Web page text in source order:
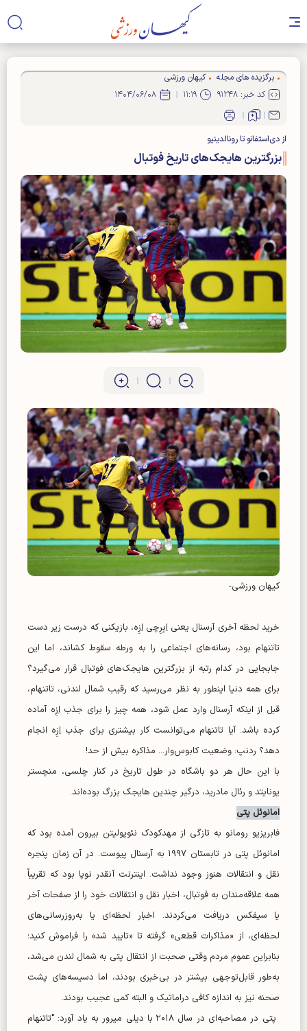
برگزیده های مجله
کیهان ورزشی
کد خبر: ۹۱۲۴۸
۱۱:۱۹ ۱۴۰۴/۰۶/۰۸
از دی‌استفانو تا رونالدینیو
بزرگترین هایجک‌های تاریخ فوتبال
کیهان ورزشی-
خرید لحظه آخری آرسنال یعنی اِبِرِچی اِزِه، بازیکنی که درست زیر دست
تاتنهام بود، رسانه‌های اجتماعی را به ورطه سقوط کشاند، اما این
جابجایی در کدام رتبه از بزرگترین هایجک‌های فوتبال قرار می‌گیرد؟
برای همه دنیا اینطور به نظر می‌رسید که رقیب شمال لندنی، تاتنهام،
قبل از اینکه آرسنال وارد عمل شود، همه چیز را برای جذب اِزِه آماده
کرده باشد. آیا تاتنهام می‌توانست کار بیشتری برای جذب اِزِه انجام
دهد؟ ردنپ: وضعیت کابوس‌وار... مذاکره بیش از حد!
با این حال هر دو باشگاه در طول تاریخ در کنار چلسی، منچستر
یونایتد و رئال مادرید، درگیر چندین هایجک بزرگ بوده‌اند.
امانوئل پتی
فابریزیو رومانو به تازگی از مهدکودک نئوپولیتن بیرون آمده بود که
امانوئل پتی در تابستان ۱۹۹۷ به آرسنال پیوست. در آن زمان پنجره
نقل و انتقالات هنوز وجود نداشت. اینترنت آنقدر نوپا بود که تقریباً
همه علاقه‌مندان به فوتبال، اخبار نقل و انتقالات خود را از صفحات آخر
یا سیفکس دریافت می‌کردند. اخبار لحظه‌ای یا به‌روزرسانی‌های
لحظه‌ای، از «مذاکرات قطعی» گرفته تا «تایید شد» را فراموش کنید؛
بنابراین عموم مردم وقتی صحبت از انتقال پتی به شمال لندن می‌شد،
به‌طور قابل‌توجهی بیشتر در بی‌خبری بودند، اما دسیسه‌های پشت
صحنه نیز به اندازه کافی دراماتیک و البته کمی عجیب بودند.
پتی در مصاحبه‌ای در سال ۲۰۱۸ با دیلی میرور به یاد آورد: "تاتنهام